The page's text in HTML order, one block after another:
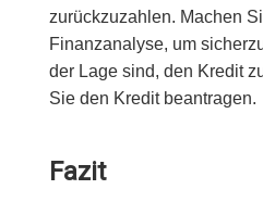
zurückzuzahlen. Machen
Finanzanalyse, um
der Lage sind, den Kredit
Sie den Kredit beantragen.
Fazit